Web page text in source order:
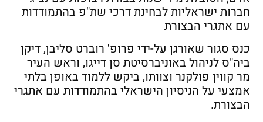
חברות ישראליות לבחינת דרכי שת"פ בהתמודדות
עם אתגרי הבצורת
כנס סגור שאורגן על-ידי פרופ' רוברט סליבן, דיקן
ביה"ס לניהול באוניברסיטת סן דייגו, וראש העיר
מר קווין פולקנר וצוותו, ביקש ללמוד באופן בלתי
אמצעי על הניסיון הישראלי בהתמודדות עם אתגרי
הבצורת.